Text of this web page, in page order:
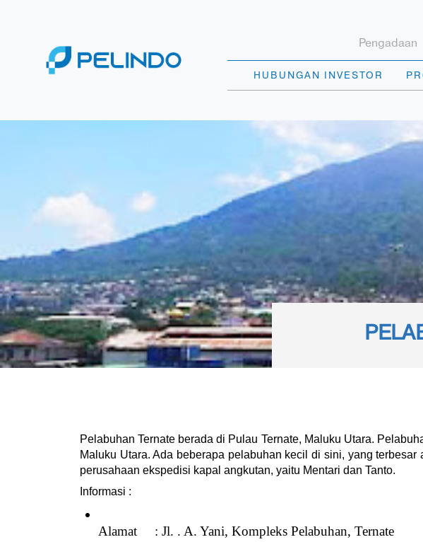
Pengadaan
HUBUNGAN INVESTOR
Pelabuhan Ternate berada di Pulau Ternate, Maluku Utara.
Maluku Utara. Ada beberapa pelabuhan kecil di sini, yang
perusahaan ekspedisi kapal angkutan, yaitu Mentari dan Tanto.
Informasi :
Alamat     : Jl. . A. Yani, Kompleks Pelabuhan, Ternate